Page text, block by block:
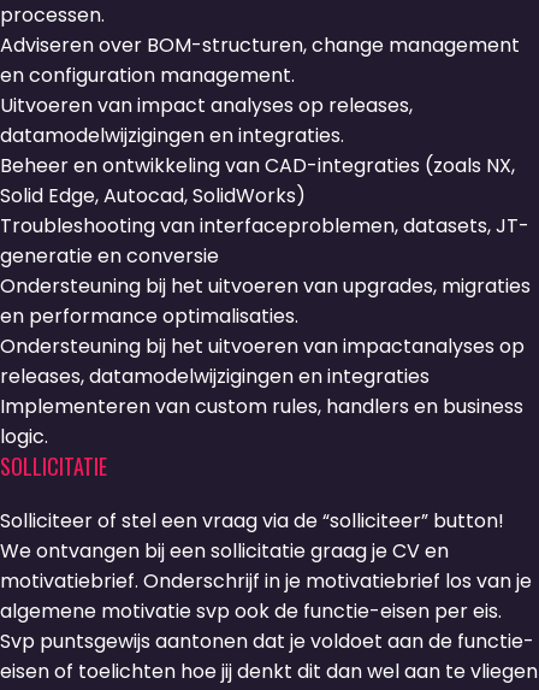
processen.
Adviseren over BOM-structuren, change management
en configuration management.
Uitvoeren van impact analyses op releases,
datamodelwijzigingen en integraties.
Beheer en ontwikkeling van CAD-integraties (zoals NX,
Solid Edge, Autocad, SolidWorks)
Troubleshooting van interfaceproblemen, datasets, JT-
generatie en conversie
Ondersteuning bij het uitvoeren van upgrades, migraties
en performance optimalisaties.
Ondersteuning bij het uitvoeren van impactanalyses op
releases, datamodelwijzigingen en integraties
Implementeren van custom rules, handlers en business
logic.
SOLLICITATIE
Solliciteer of stel een vraag via de “solliciteer” button!
We ontvangen bij een sollicitatie graag je CV en
motivatiebrief. Onderschrijf in je motivatiebrief los van je
algemene motivatie svp ook de functie-eisen per eis.
Svp puntsgewijs aantonen dat je voldoet aan de functie-
eisen of toelichten hoe jij denkt dit dan wel aan te vliegen